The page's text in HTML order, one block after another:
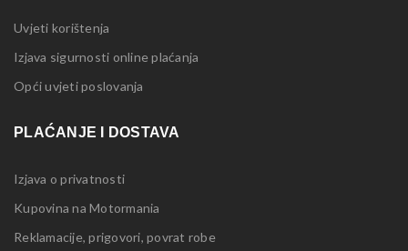
Uvjeti korištenja
Izjava sigurnosti online plaćanja
Opći uvjeti poslovanja
PLAĆANJE I DOSTAVA
Izjava o privatnosti
Kupovina na Motormania
Reklamacije, prigovori, povrat robe